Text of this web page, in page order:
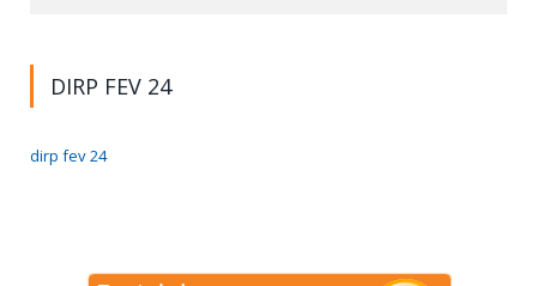
DIRP FEV 24
dirp fev 24